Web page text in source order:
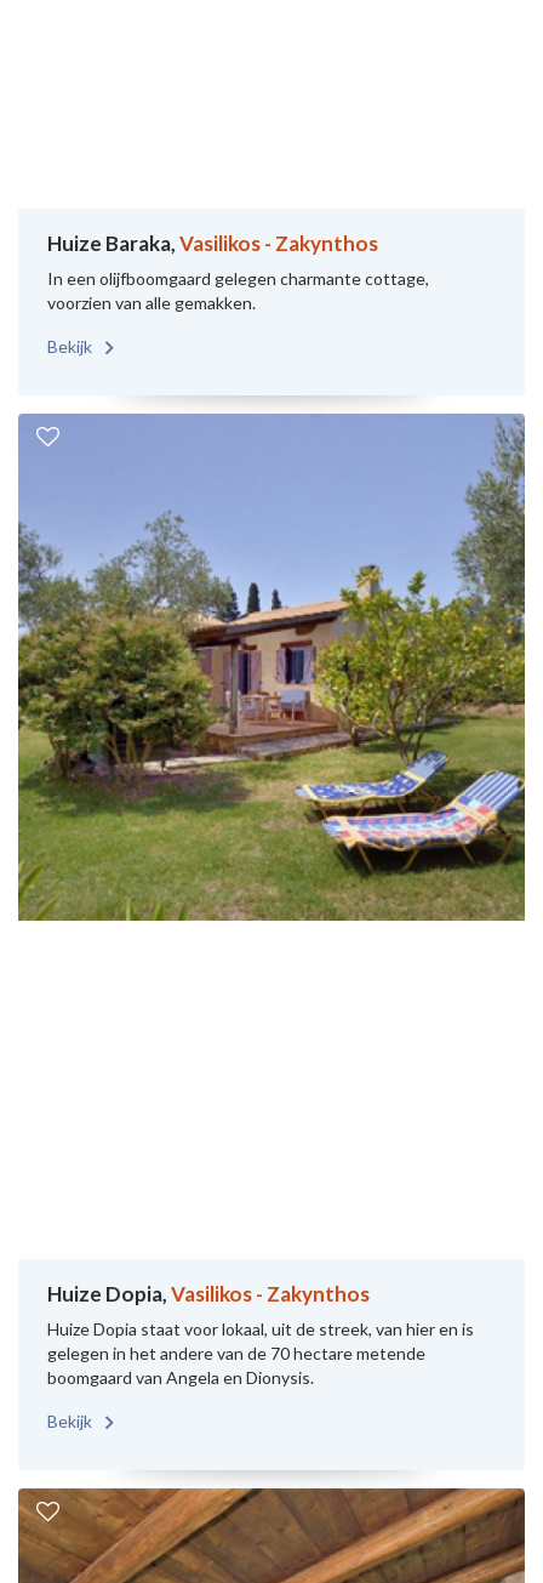
Huize Baraka,Vasilikos - Zakynthos
In een olijfboomgaard gelegen charmante cottage,
voorzien van alle gemakken.
Bekijk
Huize Dopia,Vasilikos - Zakynthos
Huize Dopia staat voor lokaal, uit de streek, van hier en is
gelegen in het andere van de 70 hectare metende
boomgaard van Angela en Dionysis.
Bekijk